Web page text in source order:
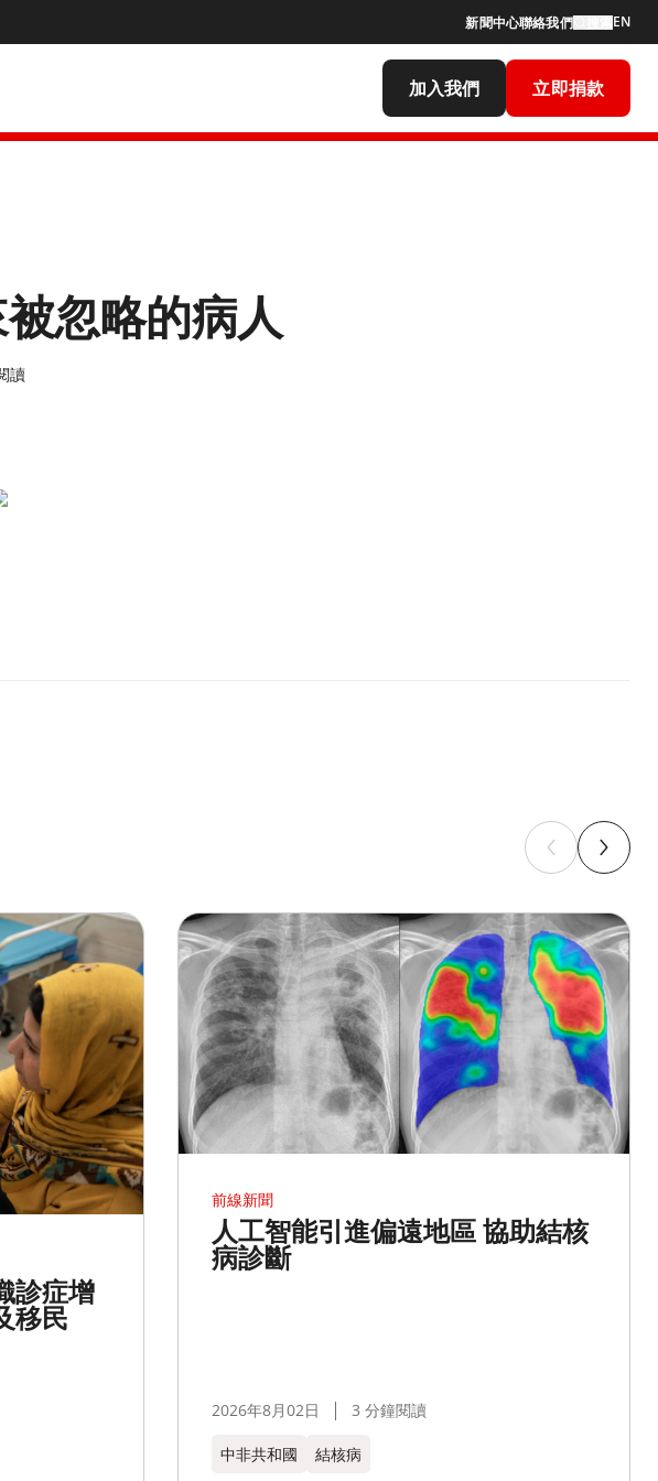
新聞中心聯絡我們 EN
加入我們 立即捐款
忽略的病人
讀
診症增
移民
前線新聞
人工智能引進偏遠地區 協助結核
病診斷
2026年8月02日 3 分鐘閱讀
中非共和國 結核病